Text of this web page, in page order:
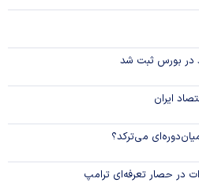
در بورس ثبت شد
ایران
می‌ترکد؟
در حصار تعرفه‌ای ترامپ